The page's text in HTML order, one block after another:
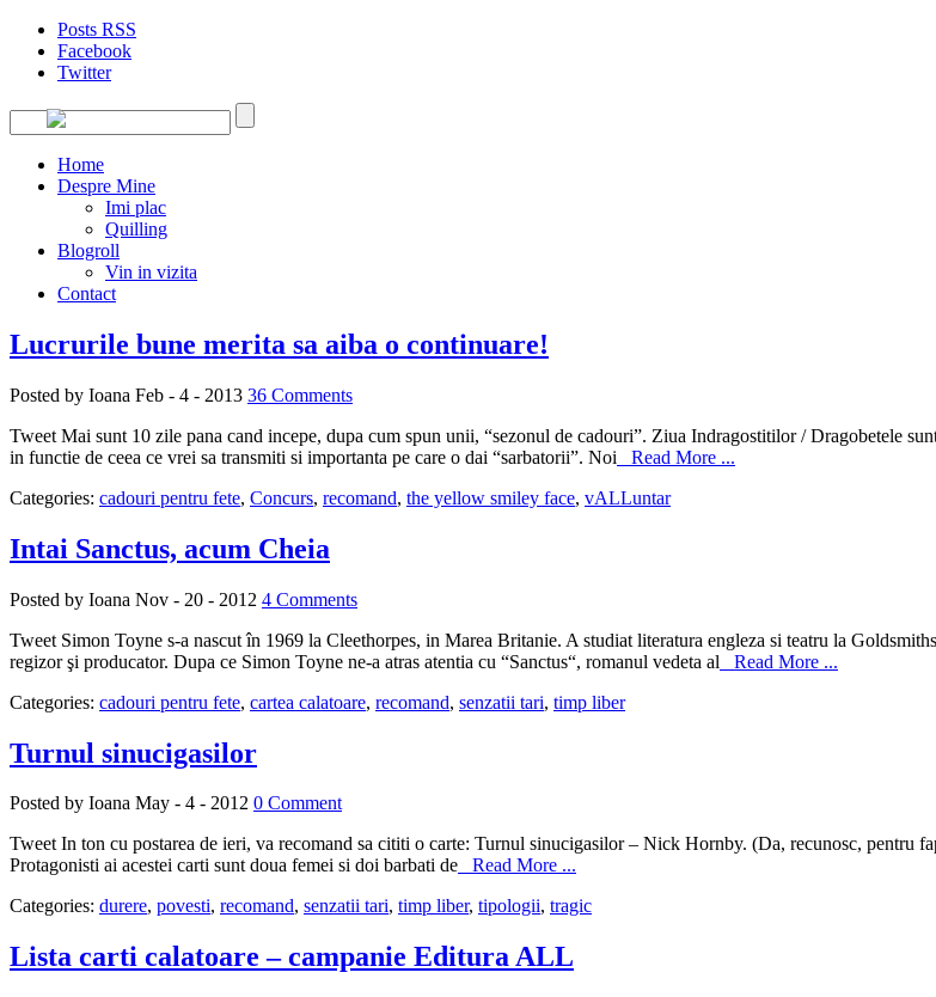
Posts RSS
Facebook
Twitter
Home
Despre Mine
Imi plac
Quilling
Blogroll
Vin in vizita
Contact
Lucrurile bune merita sa aiba o continuare!
Posted by Ioana Feb - 4 - 2013 36 Comments
Tweet Mai sunt 10 zile pana cand incepe, dupa cum spun unii, “sezonul de cadouri”. Ziua Indragostitilor / Dragobetele
in functie de ceea ce vrei sa transmiti si importanta pe care o dai “sarbatorii”. Noi Read More ...
Categories: cadouri pentru fete, Concurs, recomand, the yellow smiley face, vALLuntar
Intai Sanctus, acum Cheia
Posted by Ioana Nov - 20 - 2012 4 Comments
Tweet Simon Toyne s-a nascut în 1969 la Cleethorpes, in Marea Britanie. A studiat literatura engleza si teatru la
regizor şi producator. Dupa ce Simon Toyne ne-a atras atentia cu “Sanctus“, romanul vedeta al Read More ...
Categories: cadouri pentru fete, cartea calatoare, recomand, senzatii tari, timp liber
Turnul sinucigasilor
Posted by Ioana May - 4 - 2012 0 Comment
Tweet In ton cu postarea de ieri, va recomand sa cititi o carte: Turnul sinucigasilor – Nick Hornby. (Da, recunosc, pentru
Protagonisti ai acestei carti sunt doua femei si doi barbati de Read More ...
Categories: durere, povesti, recomand, senzatii tari, timp liber, tipologii, tragic
Lista carti calatoare – campanie Editura ALL